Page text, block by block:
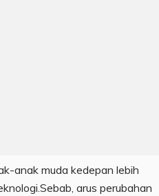
anak muda kedepan lebih
arus perubahan